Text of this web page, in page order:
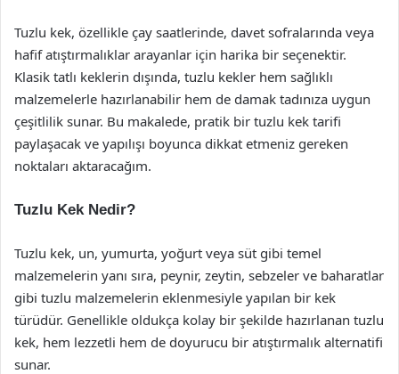
Tuzlu kek, özellikle çay saatlerinde, davet sofralarında veya
hafif atıştırmalıklar arayanlar için harika bir seçenektir.
Klasik tatlı keklerin dışında, tuzlu kekler hem sağlıklı
malzemelerle hazırlanabilir hem de damak tadınıza uygun
çeşitlilik sunar. Bu makalede, pratik bir tuzlu kek tarifi
paylaşacak ve yapılışı boyunca dikkat etmeniz gereken
noktaları aktaracağım.
Tuzlu Kek Nedir?
Tuzlu kek, un, yumurta, yoğurt veya süt gibi temel
malzemelerin yanı sıra, peynir, zeytin, sebzeler ve baharatlar
gibi tuzlu malzemelerin eklenmesiyle yapılan bir kek
türüdür. Genellikle oldukça kolay bir şekilde hazırlanan tuzlu
kek, hem lezzetli hem de doyurucu bir atıştırmalık alternatifi
sunar.